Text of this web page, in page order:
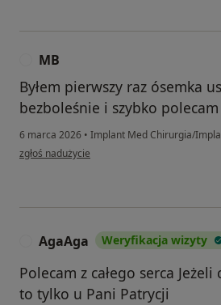
MB
Byłem pierwszy raz ósemka
bezboleśnie i szybko
6 marca 2026 • Implant Med Chirurgia/
w opinii użytkownika MB
zgłoś nadużycie
AgaAga Weryfikacja wizyty
Polecam z całego serca
to tylko u Pani Patrycji